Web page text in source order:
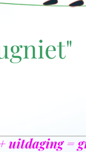
uitdaging =